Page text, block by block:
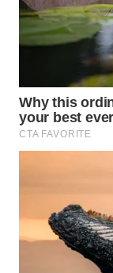
LAPAK
WAHANA
Wahana
Network
MASYARAKAT
KELISTRIKAN